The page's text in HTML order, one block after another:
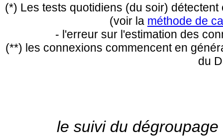
(*) Les tests quotidiens (du soir)
(voir la méthode de
- l'erreur sur l'estimation des
(**) les connexions commencent en
du
le suivi du